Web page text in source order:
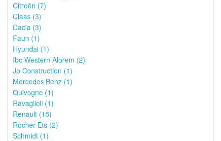
Citroën (7)
Claas (3)
Dacia (3)
Faun (1)
Hyundai (1)
Ibc Western Alorem (2)
Jp Construction (1)
Mercedes Benz (1)
Quivogne (1)
Ravaglioli (1)
Renault (15)
Rocher Ets (2)
Schmidt (1)